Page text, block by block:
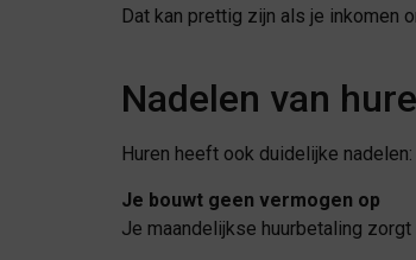
Dat kan prettig zijn als je inkomen
Nadelen van
Huren heeft ook duidelijke nadelen:
Je bouwt geen vermogen op
Je maandelijkse huurbetaling zorgt